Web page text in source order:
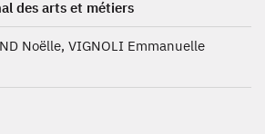
des arts et métiers
Noëlle, VIGNOLI Emmanuelle